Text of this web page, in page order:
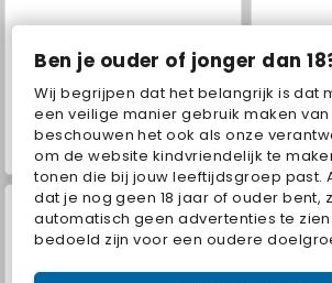
Ben je ouder of jonger dan
Wij begrijpen dat het belangrijk is dat
een veilige manier gebruik maken van
beschouwen het ook als onze
om de website kindvriendelijk te
tonen die bij jouw leeftijdsgroep past.
dat je nog geen 18 jaar of ouder bent,
automatisch geen advertenties te
bedoeld zijn voor een oudere
ASMR Makeover & Makeup Studio